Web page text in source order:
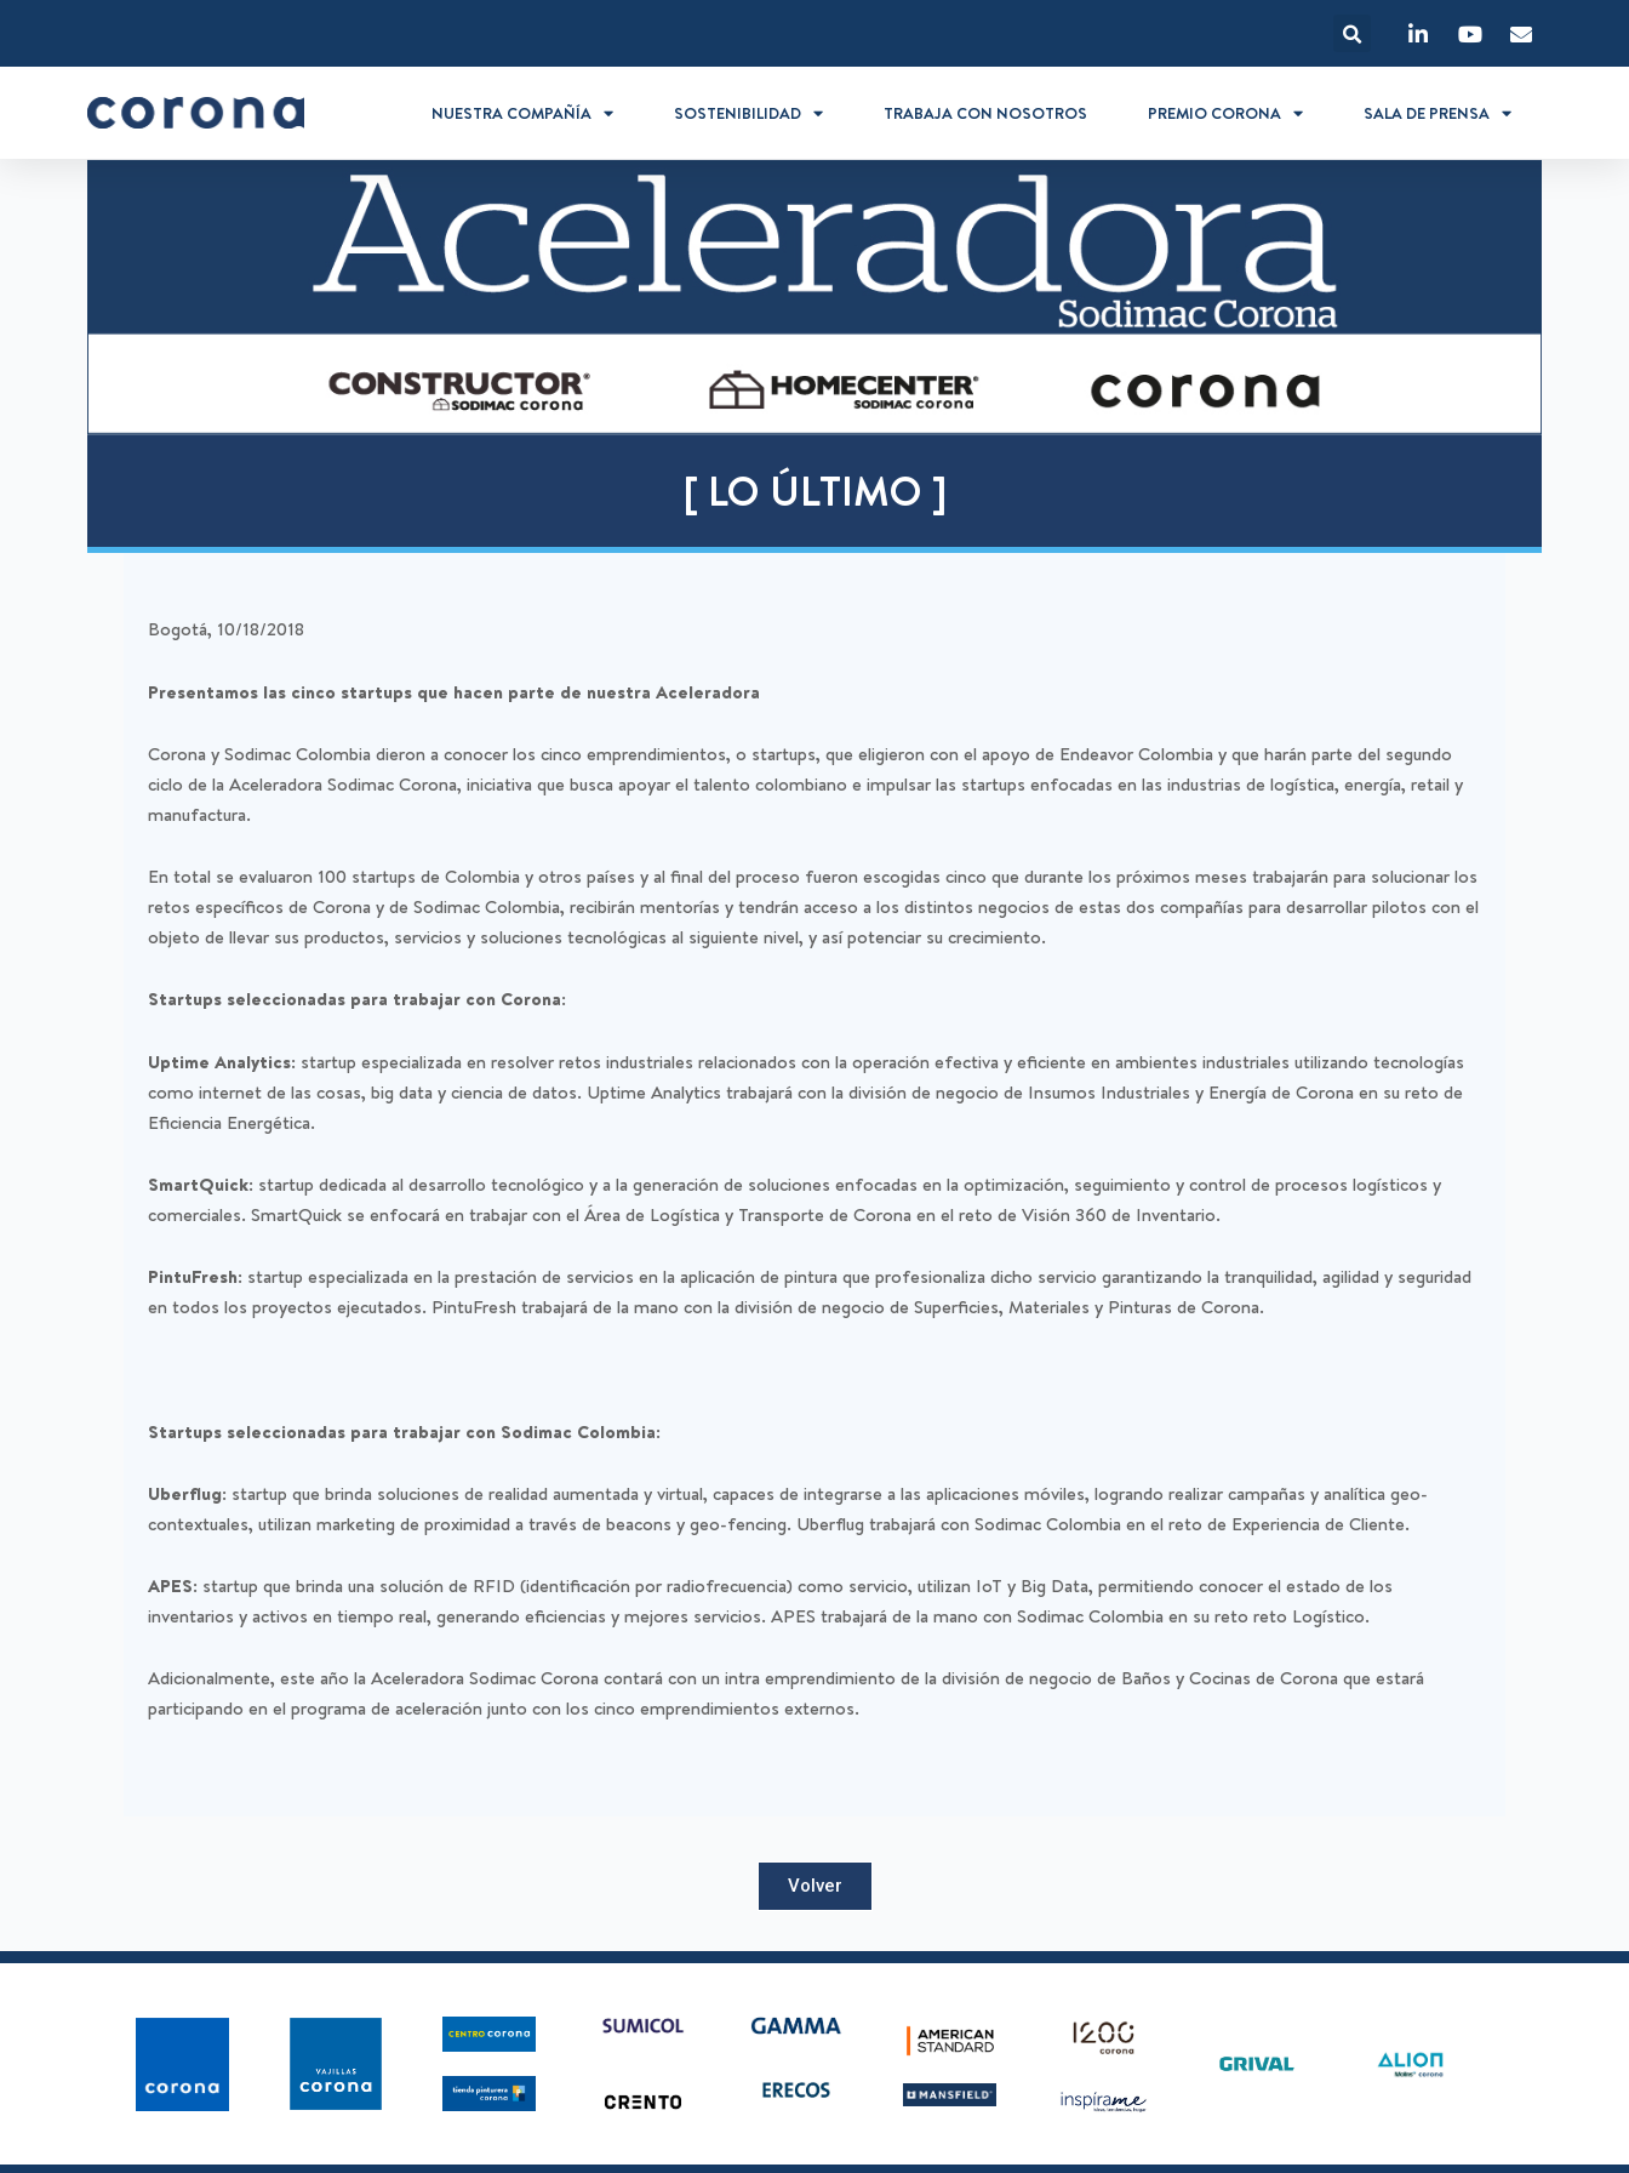
NUESTRA COMPAÑÍA SOSTENIBILIDAD TRABAJA CON NOSOTROS PREMIO CORONA SALA DE PRENSA
[ LO ÚLTIMO ]
Bogotá, 10/18/2018
Presentamos las cinco startups que hacen parte de nuestra Aceleradora
Corona y Sodimac Colombia dieron a conocer los cinco emprendimientos, o startups, que eligieron con el apoyo de Endeavor Colombia y que harán parte del segundo
ciclo de la Aceleradora Sodimac Corona, iniciativa que busca apoyar el talento colombiano e impulsar las startups enfocadas en las industrias de logística, energía, retail y
manufactura.
En total se evaluaron 100 startups de Colombia y otros países y al final del proceso fueron escogidas cinco que durante los próximos meses trabajarán para solucionar los
retos específicos de Corona y de Sodimac Colombia, recibirán mentorías y tendrán acceso a los distintos negocios de estas dos compañías para desarrollar pilotos con el
objeto de llevar sus productos, servicios y soluciones tecnológicas al siguiente nivel, y así potenciar su crecimiento.
Startups seleccionadas para trabajar con Corona:
Uptime Analytics: startup especializada en resolver retos industriales relacionados con la operación efectiva y eficiente en ambientes industriales utilizando tecnologías
como internet de las cosas, big data y ciencia de datos. Uptime Analytics trabajará con la división de negocio de Insumos Industriales y Energía de Corona en su reto de
Eficiencia Energética.
SmartQuick: startup dedicada al desarrollo tecnológico y a la generación de soluciones enfocadas en la optimización, seguimiento y control de procesos logísticos y
comerciales. SmartQuick se enfocará en trabajar con el Área de Logística y Transporte de Corona en el reto de Visión 360 de Inventario.
PintuFresh: startup especializada en la prestación de servicios en la aplicación de pintura que profesionaliza dicho servicio garantizando la tranquilidad, agilidad y seguridad
en todos los proyectos ejecutados. PintuFresh trabajará de la mano con la división de negocio de Superficies, Materiales y Pinturas de Corona.
Startups seleccionadas para trabajar con Sodimac Colombia:
Uberflug: startup que brinda soluciones de realidad aumentada y virtual, capaces de integrarse a las aplicaciones móviles, logrando realizar campañas y analítica geo-
contextuales, utilizan marketing de proximidad a través de beacons y geo-fencing. Uberflug trabajará con Sodimac Colombia en el reto de Experiencia de Cliente.
APES: startup que brinda una solución de RFID (identificación por radiofrecuencia) como servicio, utilizan IoT y Big Data, permitiendo conocer el estado de los
inventarios y activos en tiempo real, generando eficiencias y mejores servicios. APES trabajará de la mano con Sodimac Colombia en su reto reto Logístico.
Adicionalmente, este año la Aceleradora Sodimac Corona contará con un intra emprendimiento de la división de negocio de Baños y Cocinas de Corona que estará
participando en el programa de aceleración junto con los cinco emprendimientos externos.
Volver